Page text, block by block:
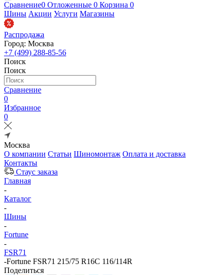
Сравнение0 Отложенные 0 Корзина 0
Шины Акции Услуги Магазины
Распродажа
Город: Москва
+7 (499) 288-85-56
Поиск
Поиск
Сравнение
0
Избранное
0
Москва
О компании Статьи Шиномонтаж Оплата и доставка
Контакты
Стаус заказа
Главная
-
Каталог
-
Шины
-
Fortune
-
FSR71
-Fortune FSR71 215/75 R16C 116/114R
Поделиться